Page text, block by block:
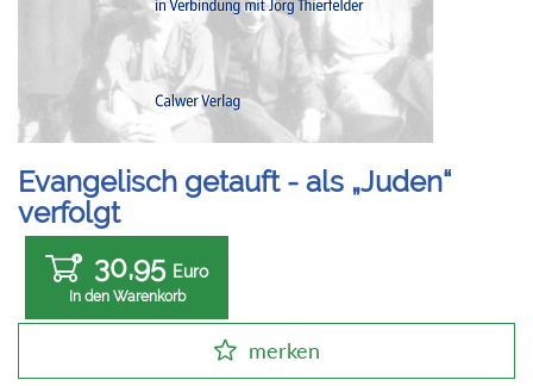
Evangelisch getauft - als „Juden“
verfolgt
30,95 Euro
In den Warenkorb
merken